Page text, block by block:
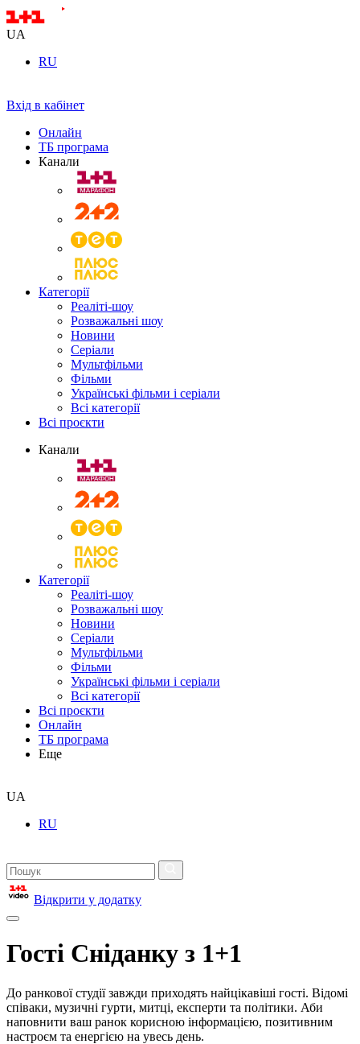
UA
RU
Вхід в кабінет
Онлайн
ТБ програма
Канали
Категорії
Реаліті-шоу
Розважальні шоу
Новини
Серіали
Мультфільми
Фільми
Українські фільми і серіали
Всі категорії
Всі проєкти
Канали
Категорії
Реаліті-шоу
Розважальні шоу
Новини
Серіали
Мультфільми
Фільми
Українські фільми і серіали
Всі категорії
Всі проєкти
Онлайн
ТБ програма
Еще
UA
RU
Відкрити у додатку
Гості Сніданку з 1+1
До ранкової студії завжди приходять найцікавіші гості. Відомі
співаки, музичні гурти, митці, експерти та політики. Аби
наповнити ваш ранок корисною інформацією, позитивним
настроєм та енергією на увесь день.